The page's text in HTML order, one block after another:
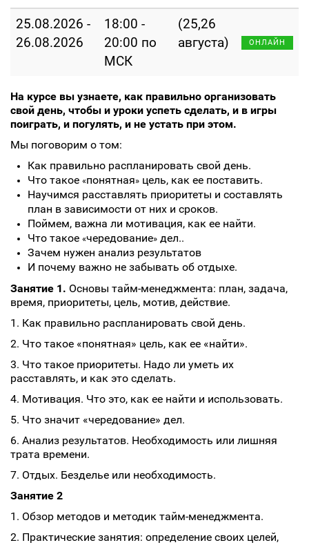
25.08.2026 -
26.08.2026
18:00 -
20:00 по
МСК
(25,26
августа)
ОНЛАЙН
На курсе вы узнаете, как правильно организовать
свой день, чтобы и уроки успеть сделать, и в игры
поиграть, и погулять, и не устать при этом.
Мы поговорим о том:
Как правильно распланировать свой день.
Что такое «понятная» цель, как ее поставить.
Научимся расставлять приоритеты и составлять
план в зависимости от них и сроков.
Поймем, важна ли мотивация, как ее найти.
Что такое «чередование» дел..
Зачем нужен анализ результатов
И почему важно не забывать об отдыхе.
Занятие 1. Основы тайм-менеджмента: план, задача,
время, приоритеты, цель, мотив, действие.
1. Как правильно распланировать свой день.
2. Что такое «понятная» цель, как ее «найти».
3. Что такое приоритеты. Надо ли уметь их
расставлять, и как это сделать.
4. Мотивация. Что это, как ее найти и использовать.
5. Что значит «чередование» дел.
6. Анализ результатов. Необходимость или лишняя
трата времени.
7. Отдых. Безделье или необходимость.
Занятие 2
1. Обзор методов и методик тайм-менеджмента.
2. Практические занятия: определение своих целей,